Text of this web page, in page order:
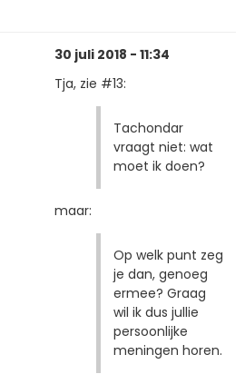
30 juli 2018 - 11:34
Tja, zie #13:
Tachondar
vraagt niet: wat
moet ik doen?
maar:
Op welk punt zeg
je dan, genoeg
ermee? Graag
wil ik dus jullie
persoonlijke
meningen horen.